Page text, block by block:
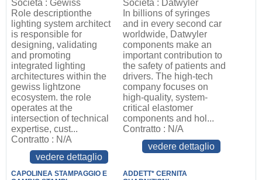
Società : Gewiss
Role descriptionthe
lighting system architect
is responsible for
designing, validating
and promoting
integrated lighting
architectures within the
gewiss lightzone
ecosystem. the role
operates at the
intersection of technical
expertise, cust...
Contratto : N/A
vedere dettaglio
Società : Dätwyler
In billions of syringes
and in every second car
worldwide, Datwyler
components make an
important contribution to
the safety of patients and
drivers. The high-tech
company focuses on
high-quality, system-
critical elastomer
components and hol...
Contratto : N/A
vedere dettaglio
CAPOLINEA STAMPAGGIO E
ADDETT* CERNITA